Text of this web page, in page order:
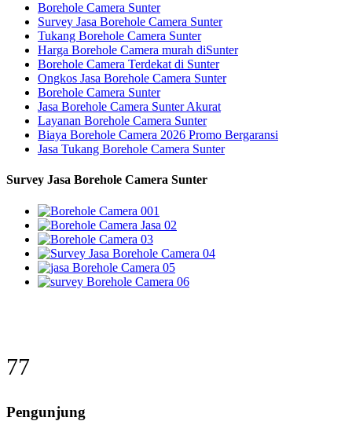
Borehole Camera Sunter
Survey Jasa Borehole Camera Sunter
Tukang Borehole Camera Sunter
Harga Borehole Camera murah diSunter
Borehole Camera Terdekat di Sunter
Ongkos Jasa Borehole Camera Sunter
Borehole Camera Sunter
Jasa Borehole Camera Sunter Akurat
Layanan Borehole Camera Sunter
Biaya Borehole Camera 2026 Promo Bergaransi
Jasa Tukang Borehole Camera Sunter
Survey Jasa Borehole Camera Sunter
93
Pengunjung